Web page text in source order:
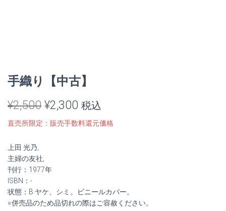
手織り【中古】
¥2,500 元
の
¥2,500
¥2,300 現
在
は
税込
直売所限定：販売手数料還元価格
上田 光乃,
主婦の友社,
刊行：1977年
ISBN：-
状態：B ヤケ、シミ。ビニールカバー。
※併売品のため品切れの際はご容赦ください。